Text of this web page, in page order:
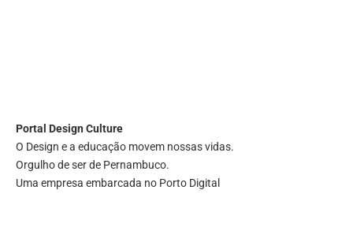
Portal Design Culture
O Design e a educação movem nossas vidas.
Orgulho de ser de Pernambuco.
Uma empresa embarcada no Porto Digital